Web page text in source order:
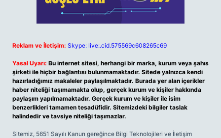
Reklam ve İletişim: Skype: live:.cid.575569c608265c69
Yasal Uyarı: Bu internet sitesi, herhangi bir marka, kurum veya şahıs
şirketi ile hiçbir bağlantısı bulunmamaktadır. Sitede yalnızca kendi
hazırladığımız makaleler paylaşılmaktadır. Burada yer alan içerikler
haber niteliği taşımamakta olup, gerçek kurum ve kişiler hakkında
paylaşım yapılmamaktadır. Gerçek kurum ve kişiler ile isim
benzerlikleri tamamen tesadüfidir. Sitemizdeki bilgiler taslak
halindedir ve tavsiye niteliği taşımazlar.
Sitemiz, 5651 Sayılı Kanun gereğince Bilgi Teknolojileri ve İletişim